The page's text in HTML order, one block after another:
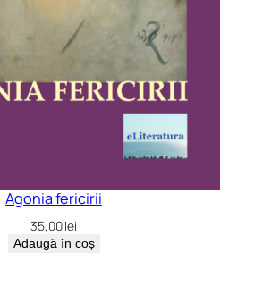
Agonia fericirii
35,00lei
Adaugă în coș